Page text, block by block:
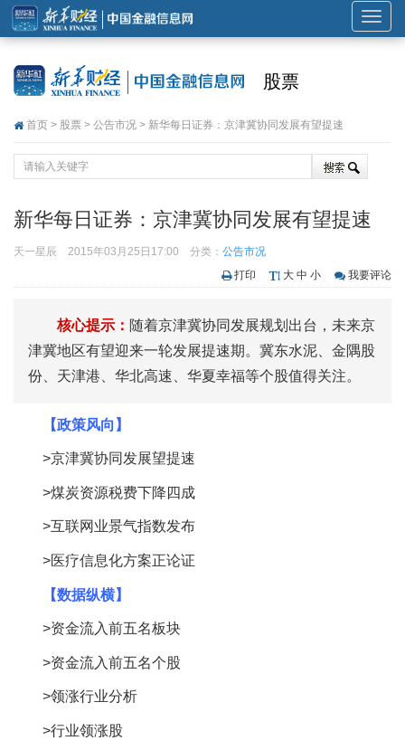
展
开
股票
首页 > 股票 > 公告市况 > 新华每日证券：京津冀协同发展有望提速
新华每日证券：京津冀协同发展有望提速
天一星辰 2015年03月25日17:00 分类： 公告市况
打印
大 中 小 我要评论
核心提示： 随着京津冀协同发展规划出台，未来京
津冀地区有望迎来一轮发展提速期。冀东水泥、金隅股
份、天津港、华北高速、华夏幸福等个股值得关注。
【政策风向】
>京津冀协同发展望提速
>煤炭资源税费下降四成
>互联网业景气指数发布
>医疗信息化方案正论证
【数据纵横】
>资金流入前五名板块
>资金流入前五名个股
>领涨行业分析
>行业领涨股